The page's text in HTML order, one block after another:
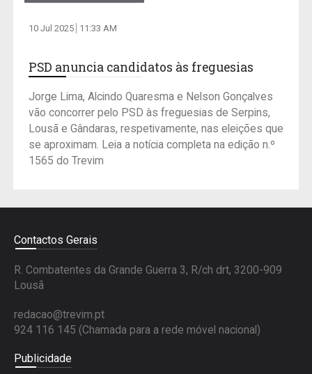
10 Jul 2025 11:33 AM
PSD anuncia candidatos às freguesias
Jorge Lima, Alcindo Quaresma e Nelson Gonçalves
vão concorrer pelo PSD às freguesias de Serpins,
Lousã e Gândaras, respetivamente, nas eleições que
se aproximam. Leia a notícia completa na edição n.º
1565 do Trevim
Contactos Gerais
R. Combatentes da Grande Guerra 3, R/ch drt, 3200-909
Lousã
redacao@trevim.pt
924 116 145 (Chamada para a rede móvel nacional)
Publicidade